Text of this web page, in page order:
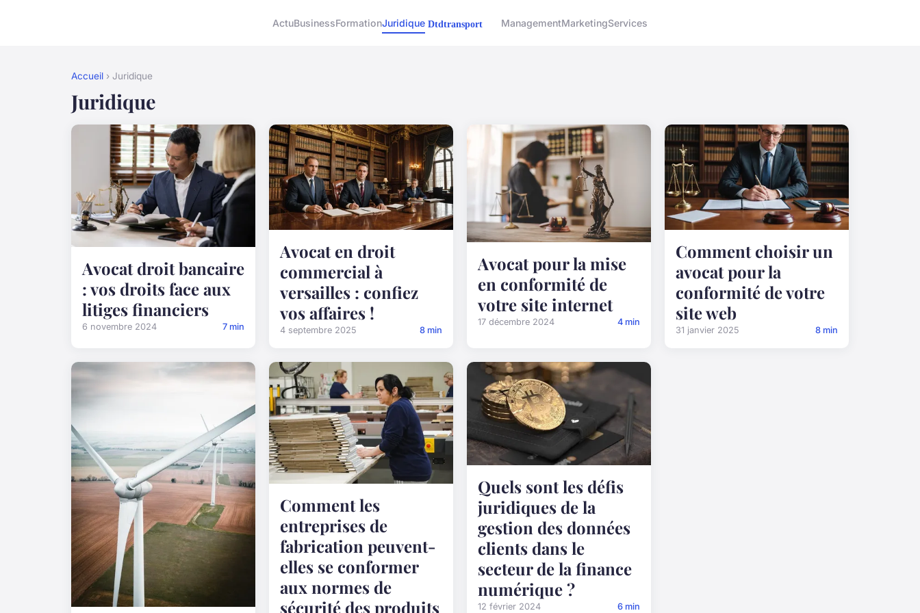
ActuBusinessFormationJuridique ManagementMarketingServices
Accueil › Juridique
Juridique
Avocat droit bancaire
: vos droits face aux
litiges financiers
6 novembre 2024 7 min
Avocat en droit
commercial à
versailles : confiez
vos affaires !
4 septembre 2025 8 min
Avocat pour la mise
en conformité de
votre site internet
17 décembre 2024 4 min
Comment choisir un
avocat pour la
conformité de votre
site web
31 janvier 2025 8 min
Comment les
entreprises de
fabrication peuvent-
elles se conformer
aux normes de
sécurité des produits
Quels sont les défis
juridiques de la
gestion des données
clients dans le
secteur de la finance
numérique ?
12 février 2024 6 min